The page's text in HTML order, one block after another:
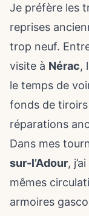
Je préfère les
reprises
trop neuf.
visite à Nérac,
le temps de
fonds de
réparations
Dans mes
sur-l’Adour,
mêmes
armoires